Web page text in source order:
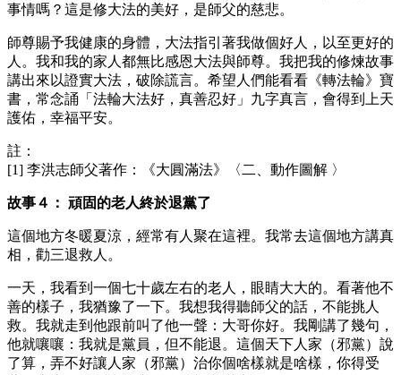
事情嗎？這是修大法的美好，是師父的慈悲。
師尊賜予我健康的身體，大法指引著我做個好人，以至更好的
人。我和我的家人都無比感恩大法與師尊。我把我的修煉故事
講出來以證實大法，破除謊言。希望人們能看看《轉法輪》寶
書，常念誦「法輪大法好，真善忍好」九字真言，會得到上天
護佑，幸福平安。
註：
[1] 李洪志師父著作：《大圓滿法》〈二、動作圖解 〉
故事４： 頑固的老人終於退黨了
這個地方冬暖夏涼，經常有人聚在這裡。我常去這個地方講真
相，勸三退救人。
一天，我看到一個七十歲左右的老人，眼睛大大的。看著他不
善的樣子，我猶豫了一下。我想我得聽師父的話，不能挑人
救。我就走到他跟前叫了他一聲：大哥你好。我剛講了幾句，
他就嚷嚷：我就是黨員，但不能退。這個天下人家（邪黨）說
了算，弄不好讓人家（邪黨）治你個啥樣就是啥樣，你得受